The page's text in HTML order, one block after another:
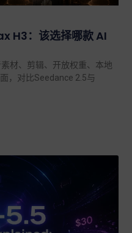
H3：该选择哪款 AI
材、剪辑、开放权重、本地
，对比Seedance 2.5与